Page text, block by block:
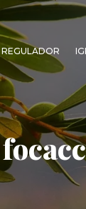
REGULADOR